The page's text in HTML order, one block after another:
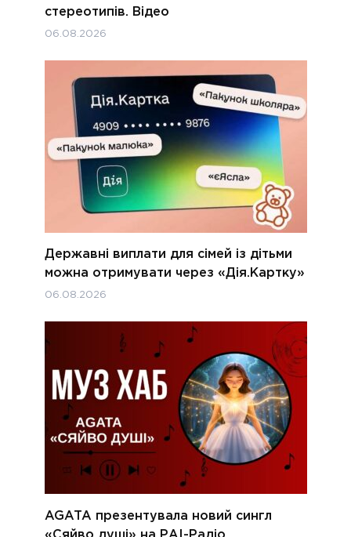
стереотипів. Відео
06.08.2026
Державні виплати для сімей із дітьми
можна отримувати через «Дія.Картку»
06.08.2026
AGATA презентувала новий сингл
«Сяйво душі» на РАІ-Радіо